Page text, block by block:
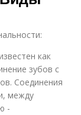
как
зубов с
Соединения
между
-